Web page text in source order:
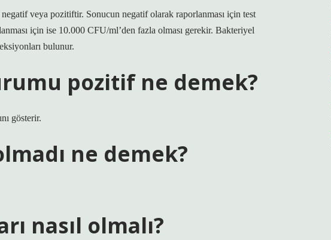
veya pozitiftir. Sonucun negatif olarak raporlanması için test
için ise 10.000 CFU/ml’den fazla olması gerekir. Bakteriyel
bulunur.
pozitif ne demek?
gösterir.
ne demek?
nasıl olmalı?